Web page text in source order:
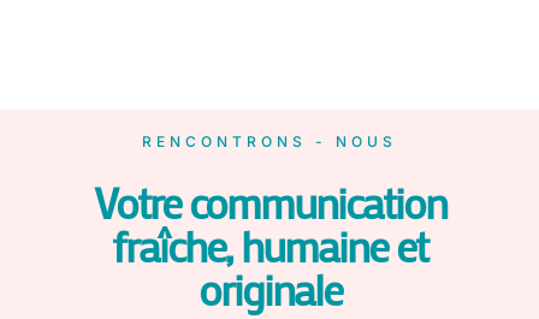
RENCONTRONS - NOUS
Votre communication
fraîche, humaine et
originale